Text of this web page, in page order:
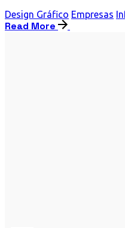
Design Gráfico Empresas
Read More